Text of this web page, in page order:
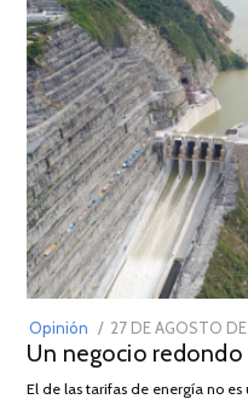
Opinión
POSTED
ON
27 DE AGOSTO
Un negocio redondo
El de las tarifas de energía no